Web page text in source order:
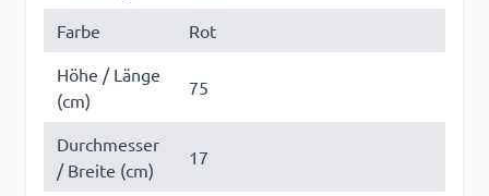
Farbe
Rot
Höhe / Länge
(cm)
75
Durchmesser
/ Breite (cm)
17